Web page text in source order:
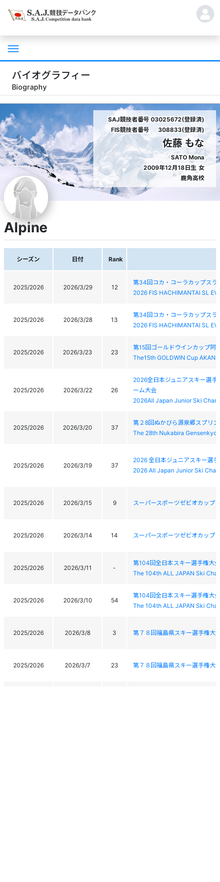
バイオグラフィー
Biography
SAJ競技者番号 03025672(登録済)
FIS競技者番号
308833(登録済)
佐藤 もな
SATO Mona
2009年12月18日生 女
鹿角高校
Alpine
シーズン 日付 Rank
2025/2026 2026/3/29 12
第34回コカ・コーラカップスラ
2026 FIS HACHIMANTAI SL
2025/2026 2026/3/28 13
第34回コカ・コーラカップスラ
2026 FIS HACHIMANTAI SL
2025/2026 2026/3/23 23
第15回ゴールドウインカップ阿
The15th GOLDWIN Cup AKAN
2025/2026 2026/3/22 26
2026全日本ジュニアスキー選
ーム大会
2026All Japan Junior Ski
2025/2026 2026/3/20 37
第２8回ぬかびら源泉郷スプリ
The 28th Nukabira Gensenkyo
2025/2026 2026/3/19 37
2026 全日本ジュニアスキー
2026 All Japan Junior Ski
2025/2026 2026/3/15 9 スーパースポーツゼビオカッ
2025/2026 2026/3/14 14 スーパースポーツゼビオカッ
2025/2026 2026/3/11 -
第104回全日本スキー選手権
The 104th ALL JAPAN Ski
2025/2026 2026/3/10 54
第104回全日本スキー選手権
The 104th ALL JAPAN Ski
2025/2026 2026/3/8 3 第７８回福島県スキー選手権大
2025/2026 2026/3/7 23 第７８回福島県スキー選手権大